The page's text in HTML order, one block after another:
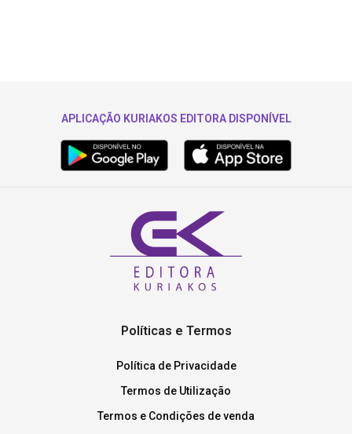
APLICAÇÃO KURIAKOS EDITORA DISPONÍVEL
Políticas e Termos
Política de Privacidade
Termos de Utilização
Termos e Condições de venda